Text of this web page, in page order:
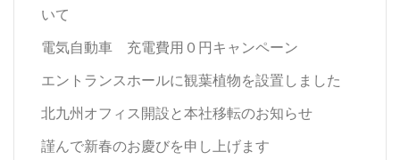
いて
電気自動車 充電費用０円キャンペーン
エントランスホールに観葉植物を設置しました
北九州オフィス開設と本社移転のお知らせ
謹んで新春のお慶びを申し上げます